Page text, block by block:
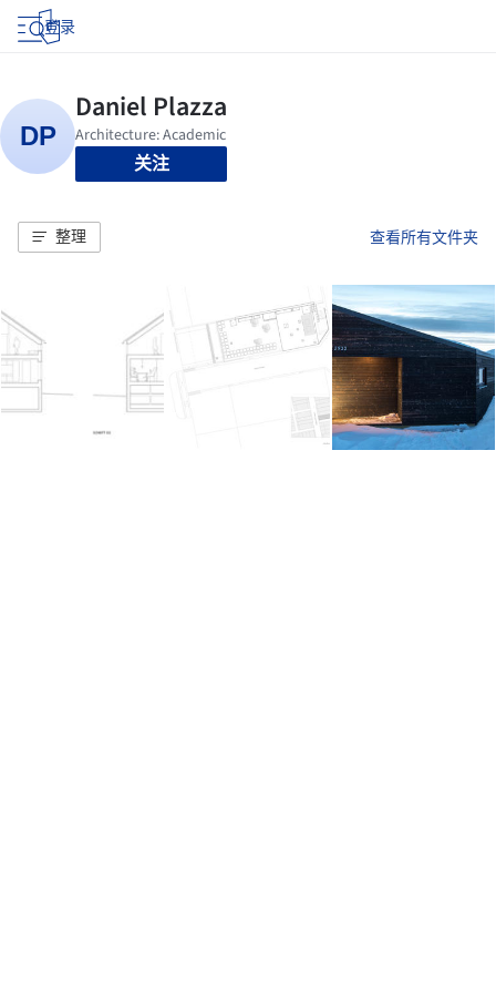
登录
关注
整理 查看所有文件夹